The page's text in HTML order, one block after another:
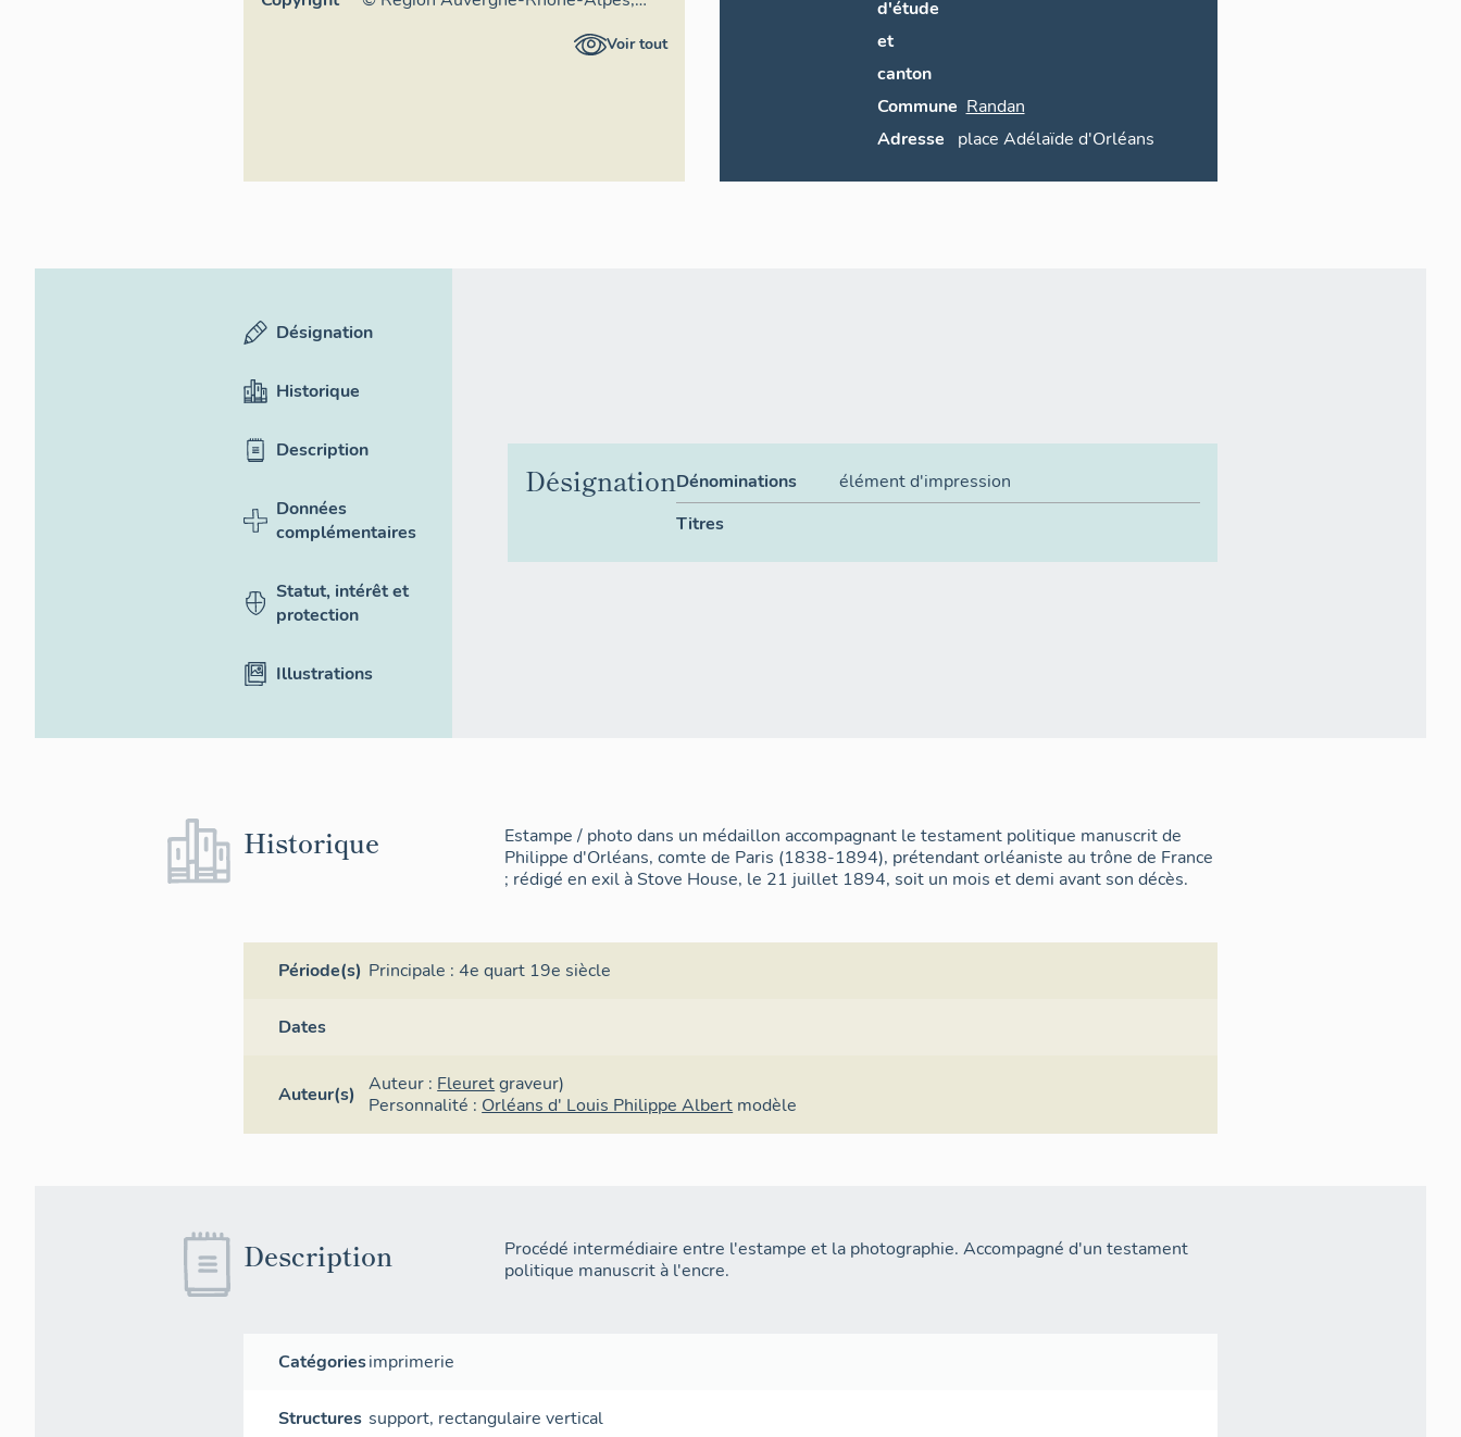
Inventaire général du patrimoineVoir tout
d'étude
et
canton
Commune Randan
Adresse
place Adélaïde d'Orléans
Désignation
Historique
Description
Données
complémentaires
Statut, intérêt et
protection
Illustrations
DésignationDénominations
élément d'impression
Titres
Historique
Estampe / photo dans un médaillon accompagnant le testament politique manuscrit de
Philippe d'Orléans, comte de Paris (1838-1894), prétendant orléaniste au trône de France
; rédigé en exil à Stove House, le 21 juillet 1894, soit un mois et demi avant son décès.
Période(s) Principale :4e quart 19e siècle
Dates
Auteur(s) Auteur : Fleuretgraveur)
Personnalité : Orléans d' Louis Philippe Albert modèle
Description
Procédé intermédiaire entre l'estampe et la photographie. Accompagné d'un testament
politique manuscrit à l'encre.
Catégoriesimprimerie
Structures support, rectangulaire vertical